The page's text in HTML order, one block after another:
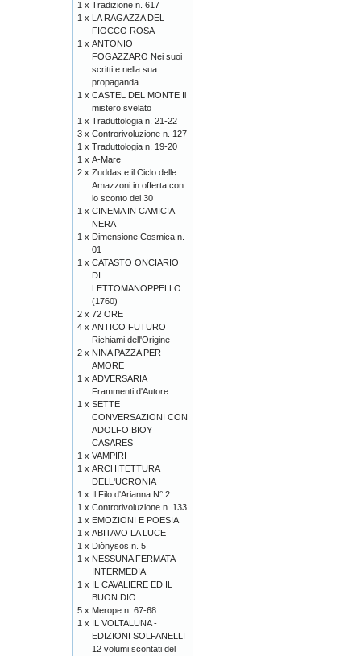
1 x Tradizione n. 617
1 x LA RAGAZZA DEL
FIOCCO ROSA
1 x ANTONIO
FOGAZZARO Nei suoi
scritti e nella sua
propaganda
1 x CASTEL DEL MONTE Il
mistero svelato
1 x Traduttologia n. 21-22
3 x Controrivoluzione n. 127
1 x Traduttologia n. 19-20
1 x A-Mare
2 x Zuddas e il Ciclo delle
Amazzoni in offerta con
lo sconto del 30
1 x CINEMA IN CAMICIA
NERA
1 x Dimensione Cosmica n.
01
1 x CATASTO ONCIARIO
DI
LETTOMANOPPELLO
(1760)
2 x 72 ORE
4 x ANTICO FUTURO
Richiami dell'Origine
2 x NINA PAZZA PER
AMORE
1 x ADVERSARIA
Frammenti d'Autore
1 x SETTE
CONVERSAZIONI CON
ADOLFO BIOY
CASARES
1 x VAMPIRI
1 x ARCHITETTURA
DELL'UCRONIA
1 x Il Filo d'Arianna N° 2
1 x Controrivoluzione n. 133
1 x EMOZIONI E POESIA
1 x ABITAVO LA LUCE
1 x Diònysos n. 5
1 x NESSUNA FERMATA
INTERMEDIA
1 x IL CAVALIERE ED IL
BUON DIO
5 x Merope n. 67-68
1 x IL VOLTALUNA -
EDIZIONI SOLFANELLI
12 volumi scontati del